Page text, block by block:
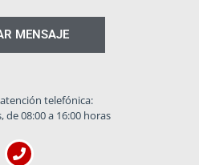
MENSAJE
telefónica:
de 08:00 a 16:00 horas